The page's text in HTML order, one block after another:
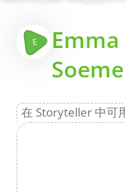
E
Emma
在 Storyteller 中可
更